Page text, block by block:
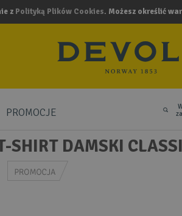
z Polityką Plików Cookies. Możesz określić
PROMOCJE
SHIRT DAMSKI